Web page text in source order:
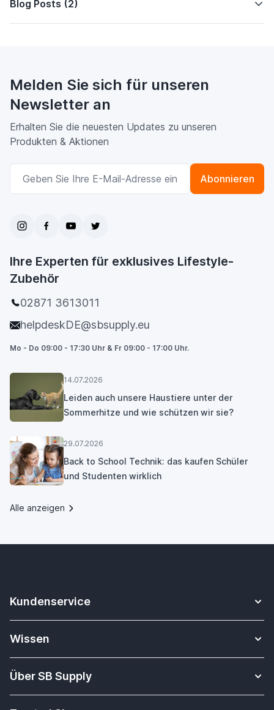
Blog Posts (2)
Melden Sie sich für unseren
Newsletter an
Erhalten Sie die neuesten Updates zu unseren
Produkten & Aktionen
E-Mailadresse
Abonnieren
Ihre Experten für exklusives Lifestyle-
Zubehör
02871 3613011
helpdeskDE@sbsupply.eu
Mo - Do 09:00 - 17:30 Uhr & Fr 09:00 - 17:00 Uhr.
14.07.2026
Leiden auch unsere Haustiere unter der
Sommerhitze und wie schützen wir sie?
29.07.2026
Back to School Technik: das kaufen Schüler
und Studenten wirklich
Alle anzeigen
Kundenservice
Kontakt
Versandkosten & Lieferung
Wissen
Apple Watch Armbänder Datenbank
Über SB Supply
Über uns